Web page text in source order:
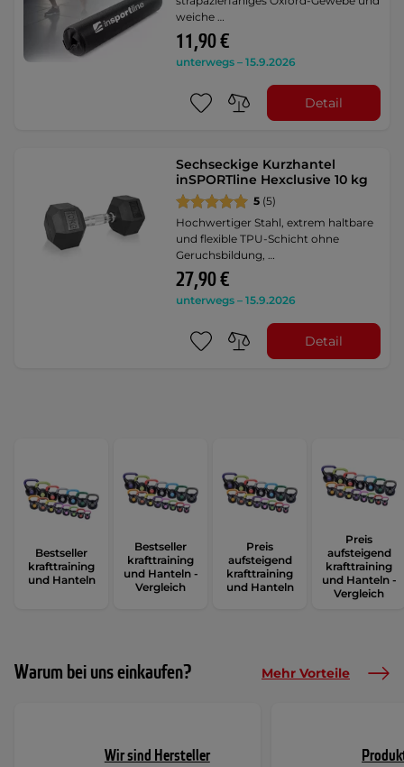
weiche …
11,90 €
unterwegs – 15.9.2026
Detail
Sechseckige Kurzhantel
inSPORTline Hexclusive 10 kg
5 (5)
Hochwertiger Stahl, extrem haltbare
und flexible TPU-Schicht ohne
Geruchsbildung, …
27,90 €
unterwegs – 15.9.2026
Detail
Bestseller
krafttraining
und Hanteln
Bestseller
krafttraining
und Hanteln -
Vergleich
Preis
aufsteigend
krafttraining
und Hanteln
Preis
aufsteigend
krafttraining
und Hanteln -
Vergleich
Warum bei uns einkaufen? Mehr Vorteile
Wir sind Hersteller